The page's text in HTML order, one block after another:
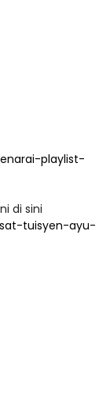
playlist-
di sini
tuisyen-ayu-